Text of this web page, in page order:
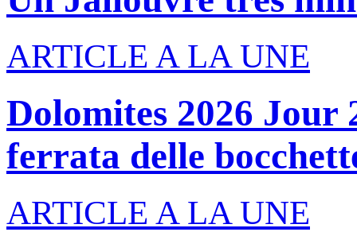
ARTICLE A LA UNE
Dolomites 2026
ferrata delle
ARTICLE A LA UNE